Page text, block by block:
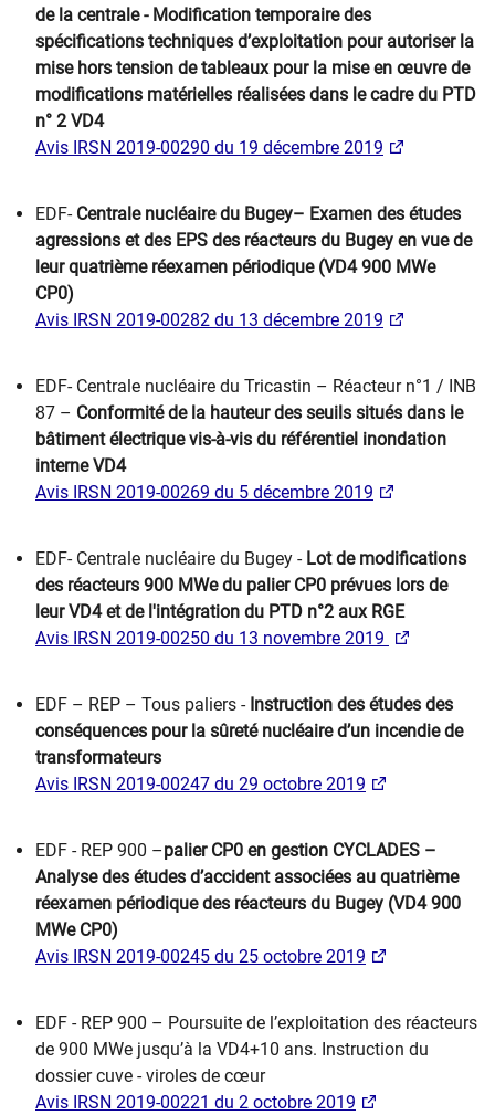
de la centrale - Modification temporaire des
spécifications techniques d’exploitation pour autoriser la
mise hors tension de tableaux pour la mise en œuvre de
modifications matérielles réalisées dans le cadre du PTD
n° 2 VD4
Avis IRSN 2019-00290 du 19 décembre 2019
EDF- Centrale nucléaire du Bugey– Examen des études
agressions et des EPS des réacteurs du Bugey en vue de
leur quatrième réexamen périodique (VD4 900 MWe
CP0)
Avis IRSN 2019-00282 du 13 décembre 2019
EDF- Centrale nucléaire du Tricastin – Réacteur n°1 / INB
87 – Conformité de la hauteur des seuils situés dans le
bâtiment électrique vis-à-vis du référentiel inondation
interne VD4
Avis IRSN 2019-00269 du 5 décembre 2019
EDF- Centrale nucléaire du Bugey - Lot de modifications
des réacteurs 900 MWe du palier CP0 prévues lors de
leur VD4 et de l'intégration du PTD n°2 aux RGE
Avis IRSN 2019-00250 du 13 novembre 2019
EDF – REP – Tous paliers - Instruction des études des
conséquences pour la sûreté nucléaire d’un incendie de
transformateurs
Avis IRSN 2019-00247 du 29 octobre 2019
EDF - REP 900 –palier CP0 en gestion CYCLADES –
Analyse des études d’accident associées au quatrième
réexamen périodique des réacteurs du Bugey (VD4 900
MWe CP0)
​Avis IRSN 2019-00245 du 25 octobre 2019
​EDF - REP 900 – Poursuite de l’exploitation des réacteurs
de 900 MWe jusqu’à la VD4+10 ans. Instruction du
dossier cuve - viroles de cœur
Avis IRSN 2019-00221 du 2 octobre 2019